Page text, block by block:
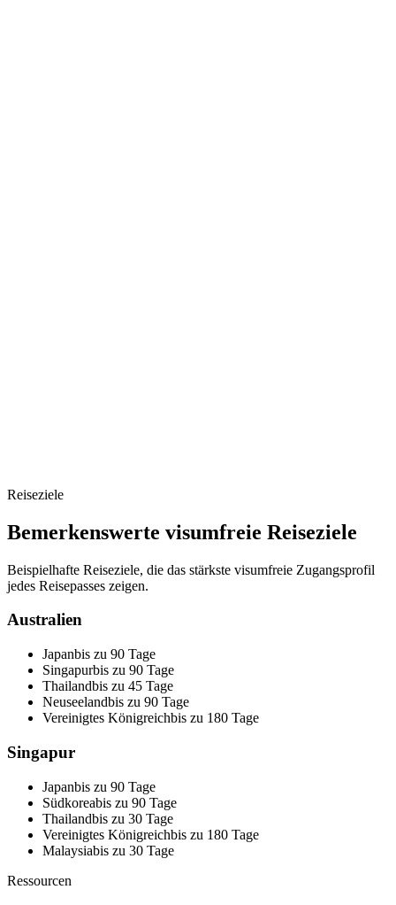
Reiseziele
Bemerkenswerte visumfreie Reiseziele
Beispielhafte Reiseziele, die das stärkste visumfreie Zugangsprofil
jedes Reisepasses zeigen.
Australien
Japanbis zu 90 Tage
Singapurbis zu 90 Tage
Thailandbis zu 45 Tage
Neuseelandbis zu 90 Tage
Vereinigtes Königreichbis zu 180 Tage
Singapur
Japanbis zu 90 Tage
Südkoreabis zu 90 Tage
Thailandbis zu 30 Tage
Vereinigtes Königreichbis zu 180 Tage
Malaysiabis zu 30 Tage
Ressourcen